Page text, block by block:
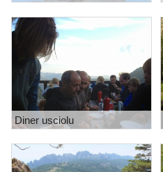
Diner usciolu